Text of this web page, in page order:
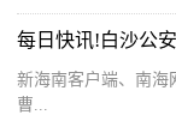
新海南客户端、南海
曹...